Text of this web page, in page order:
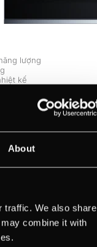
About
traffic. We also share
combine it with
lượng
kế